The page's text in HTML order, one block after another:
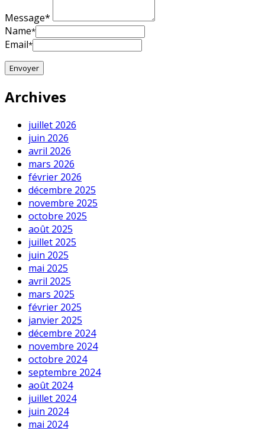
Message*
Name*
Email*
Archives
juillet 2026
juin 2026
avril 2026
mars 2026
février 2026
décembre 2025
novembre 2025
octobre 2025
août 2025
juillet 2025
juin 2025
mai 2025
avril 2025
mars 2025
février 2025
janvier 2025
décembre 2024
novembre 2024
octobre 2024
septembre 2024
août 2024
juillet 2024
juin 2024
mai 2024